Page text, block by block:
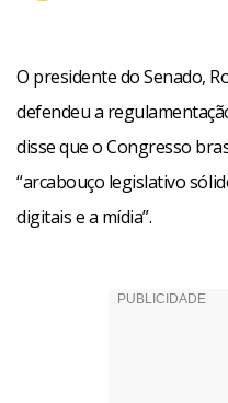
O presidente do Senado,
defendeu a
disse que o Congresso
“arcabouço legislativo
digitais e a mídia”.